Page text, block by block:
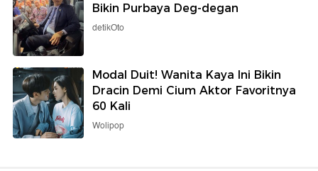
Bikin Purbaya Deg-degan
detikOto
Modal Duit! Wanita Kaya Ini Bikin
Dracin Demi Cium Aktor Favoritnya
60 Kali
Wolipop